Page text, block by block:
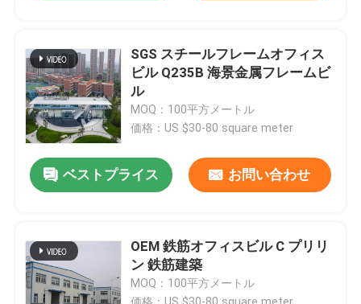
わたしたち に つい て
工場 ツアー
品質管理
連絡 ください
ニュース
SGS スチールフレームオフィス
ビル Q235B 海景金属フレームビ
ル
MOQ：100平方メートル
価格：US $30-80 square meter
ベストプライス お問い合わせ
OEM 鉄筋オフィスビル C プリリ
ン 鉄筋建築
MOQ：100平方メートル